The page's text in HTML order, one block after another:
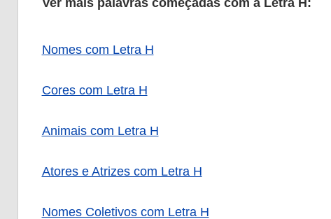
Ver mais palavras começadas com a Letra H:
Nomes com Letra H
Cores com Letra H
Animais com Letra H
Atores e Atrizes com Letra H
Nomes Coletivos com Letra H